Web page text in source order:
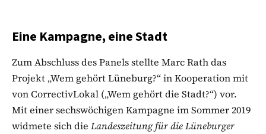
Eine Kampagne, eine Stadt
Zum Abschluss des Panels stellte Marc Rath das
Projekt „Wem gehört Lüneburg?“ in Kooperation mit
von CorrectivLokal („Wem gehört die Stadt?“) vor.
Mit einer sechswöchigen Kampagne im Sommer 2019
widmete sich die Landeszeitung für die Lüneburger